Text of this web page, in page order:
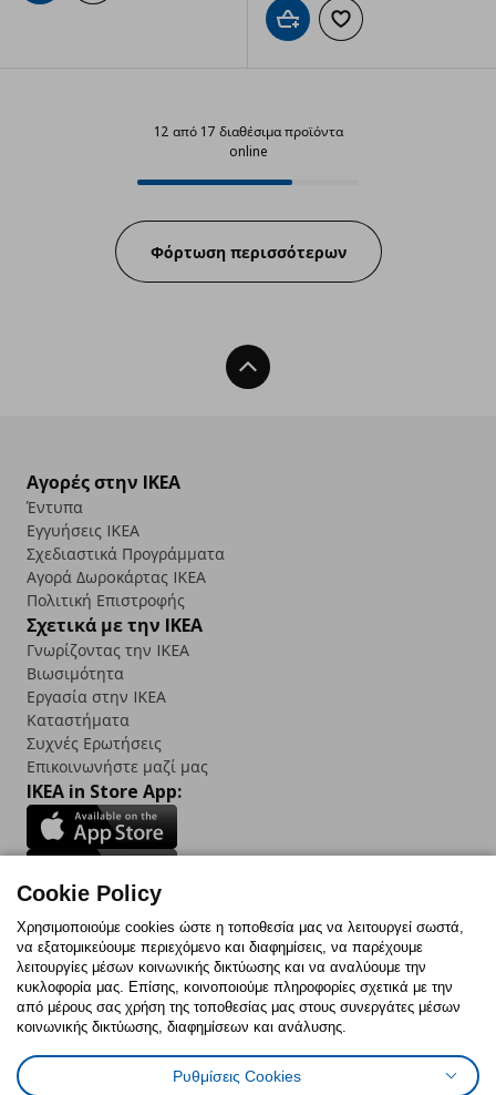
Προσθήκη στο καλάθι
Προσθήκη στα
12 από 17 διαθέσιμα προϊόντα
online
Progress:
Φόρτωση περισσότερων
Back To Top
Αγορές στην IKEA
Έντυπα
Εγγυήσεις IKEA
Σχεδιαστικά Προγράμματα
Αγορά Δωρoκάρτας IKEA
Πολιτική Επιστροφής
Σχετικά με την IKEA
Γνωρίζοντας την IKEA
Βιωσιμότητα
Εργασία στην IKEA
Καταστήματα
Συχνές Ερωτήσεις
Επικοινωνήστε μαζί μας
IKEA in Store App:
Follow us:
FacebookInstagram
TikTokYoutubePinterestTwitter
Πολιτική CookiesΔήλωση ψηφιακής προσβασιμότητας
Cookie Policy
Χρησιμοποιούμε cookies ώστε η τοποθεσία μας να λειτουργεί σωστά,
να εξατομικεύουμε περιεχόμενο και διαφημίσεις, να παρέχουμε
λειτουργίες μέσων κοινωνικής δικτύωσης και να αναλύουμε την
κυκλοφορία μας. Επίσης, κοινοποιούμε πληροφορίες σχετικά με την
από μέρους σας χρήση της τοποθεσίας μας στους συνεργάτες μέσων
κοινωνικής δικτύωσης, διαφημίσεων και ανάλυσης.
Ρυθμίσεις Cookies